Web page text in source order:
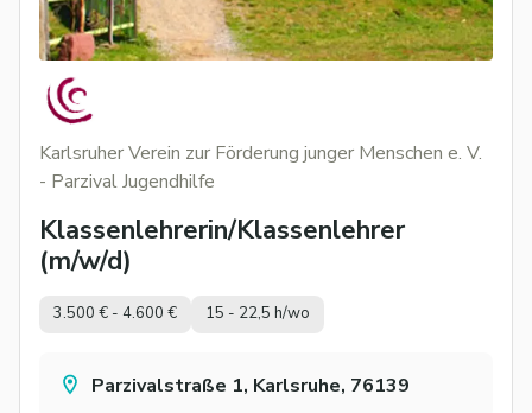
Karlsruher Verein zur Förderung junger Menschen e. V.
- Parzival Jugendhilfe
Klassenlehrerin/Klassenlehrer
(m/w/d)
3.500 € - 4.600 € 15 - 22,5 h/wo
Parzivalstraße 1, Karlsruhe, 76139